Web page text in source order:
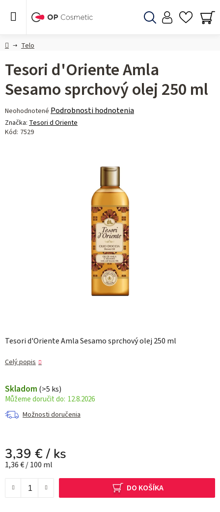
DomovTelo
Tesori d'Oriente Amla Sesamo sprchový olej 250 ml
Celý popis
Skladom (>5 ks)
12.8.2026
Možnosti doručenia
3,39 €/ ks
Jednotková cena:
1,36 € / 100 ml
DO KOŠÍKA
Tesori d'Oriente Amla
Sesamo sprchový olej 250 ml
Priemerné
hodnotenie
produktu
Neohodnotené Podrobnosti hodnotenia
Značka: Tesori d Oriente
Kód: 7529